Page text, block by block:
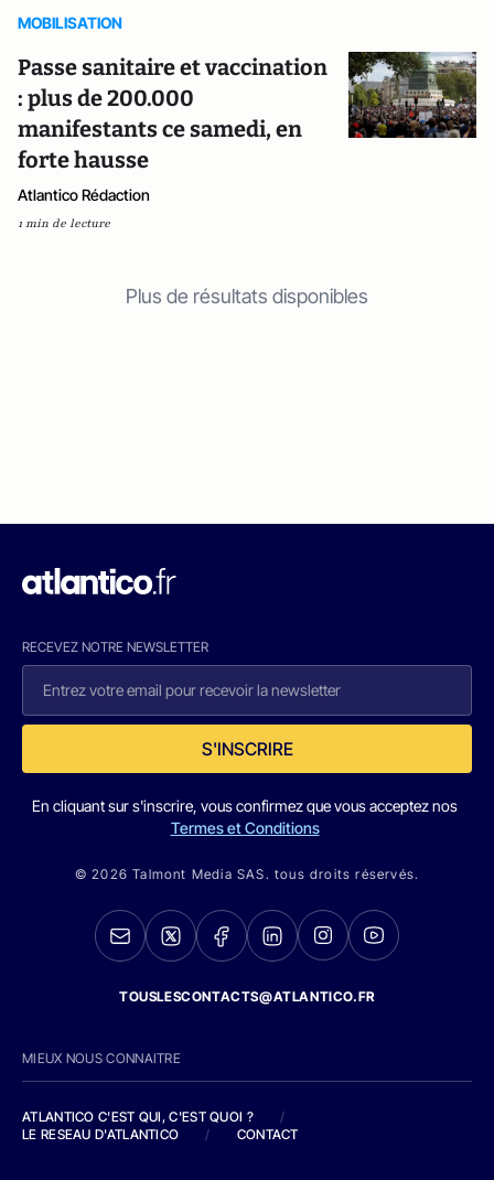
MOBILISATION
Passe sanitaire et vaccination
: plus de 200.000
manifestants ce samedi, en
forte hausse
Atlantico Rédaction
1 min de lecture
Plus de résultats disponibles
RECEVEZ NOTRE NEWSLETTER
S'INSCRIRE
En cliquant sur s'inscrire, vous confirmez que vous acceptez nos
Termes et Conditions
© 2026 Talmont Media SAS. tous droits réservés.
TOUSLESCONTACTS@ATLANTICO.FR
MIEUX NOUS CONNAITRE
ATLANTICO C'EST QUI, C'EST QUOI ?
/
LE RESEAU D'ATLANTICO
/ CONTACT